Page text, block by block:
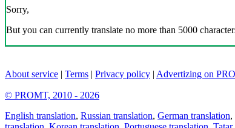
Sorry,
But you can currently translate no more than 5000
About service | Terms | Privacy policy | Advertizing on
© PROMT, 2010 - 2026
English translation, Russian translation, German translation,